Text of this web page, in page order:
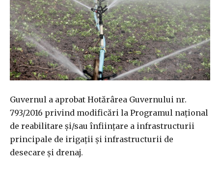
Guvernul a aprobat Hotărârea Guvernului nr.
793/2016 privind modificări la Programul naţional
de reabilitare și/sau înființare a infrastructurii
principale de irigaţii și infrastructurii de
desecare și drenaj.